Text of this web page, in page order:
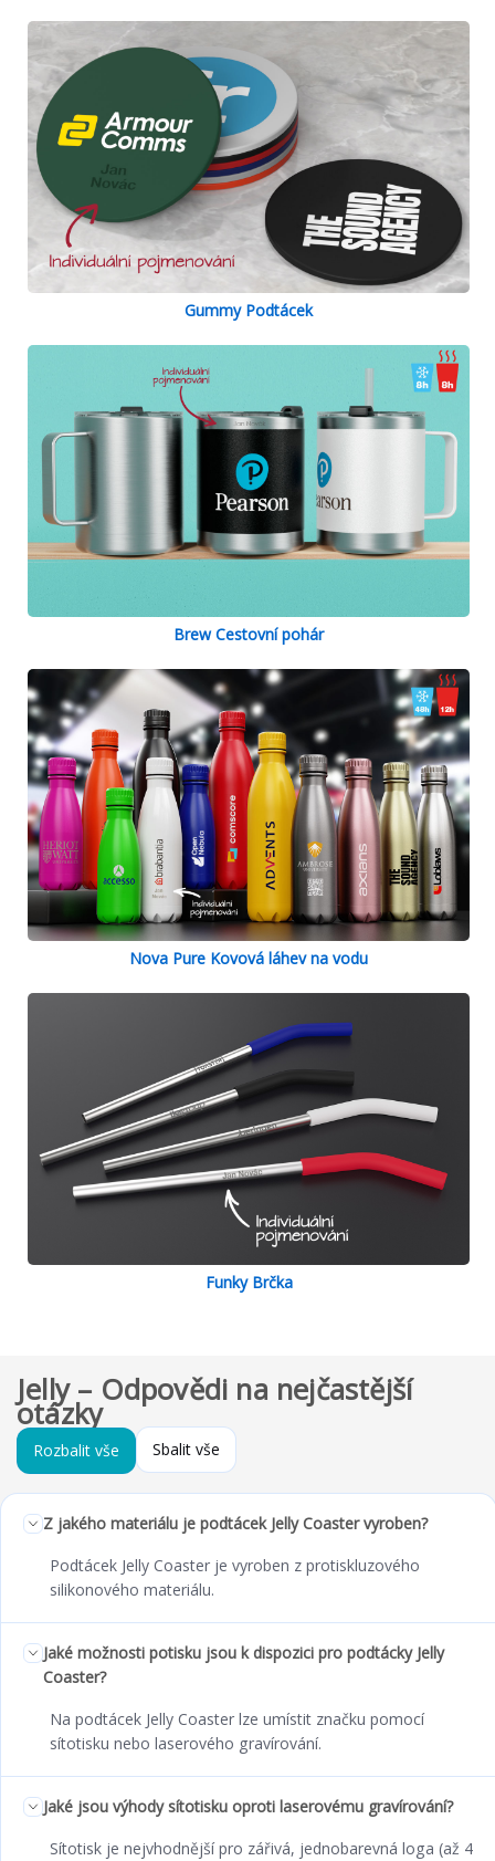
Gummy Podtácek
Brew Cestovní pohár
Nova Pure Kovová láhev na vodu
Funky Brčka
Jelly – Odpovědi na nejčastější
otázky
Rozbalit vše Sbalit vše
Z jakého materiálu je podtácek Jelly Coaster vyroben?
Podtácek Jelly Coaster je vyroben z protiskluzového
silikonového materiálu.
Jaké možnosti potisku jsou k dispozici pro podtácky Jelly
Coaster?
Na podtácek Jelly Coaster lze umístit značku pomocí
sítotisku nebo laserového gravírování.
Jaké jsou výhody sítotisku oproti laserovému gravírování?
Sítotisk je nejvhodnější pro zářivá, jednobarevná loga (až 4